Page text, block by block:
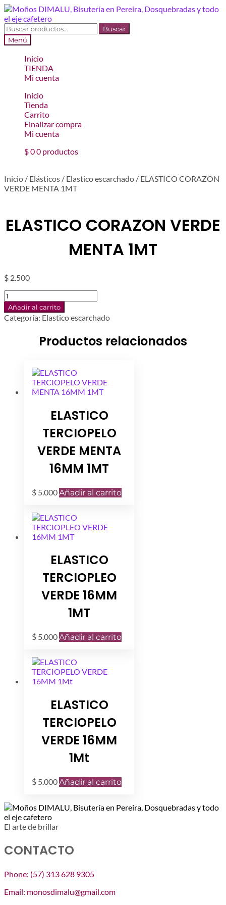
Ir
a
la
navegación
Ir
al
contenido
Buscar
por:
Buscar
Menú
Inicio
TIENDA
Mi cuenta
Inicio
Tienda
Carrito
Finalizar compra
Mi cuenta
$00 productos
Inicio / Elásticos / Elastico escarchado / ELASTICO CORAZON
VERDE MENTA 1MT
ELASTICO CORAZON VERDE
MENTA 1MT
$ 2.500
ELASTICO
CORAZON
VERDE
MENTA
Añadir al carrito
Categoría: Elastico escarchado
Productos relacionados
ELASTICO
TERCIOPELO
VERDE MENTA
16MM 1MT
$ 5.000Añadir al carrito
ELASTICO
TERCIOPLEO
VERDE 16MM
1MT
$ 5.000Añadir al carrito
ELASTICO
TERCIOPELO
VERDE 16MM
1Mt
$ 5.000Añadir al carrito
El arte de brillar
CONTACTO
Phone: (57) 313 628 9305
Email: monosdimalu@gmail.com